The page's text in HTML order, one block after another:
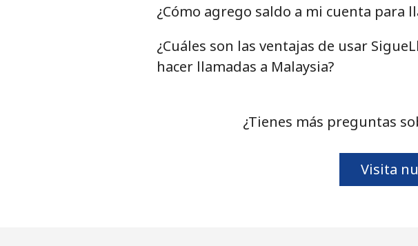
Celular ⁦40.9¢⁩
Mariana Islands
Marshall Islands
⁦22.5¢⁩
¿Cómo agrego saldo a mi cuenta para
¿Cuáles son las ventajas de usar
hacer llamadas a Malaysia?
¿Tienes más preguntas
Visita